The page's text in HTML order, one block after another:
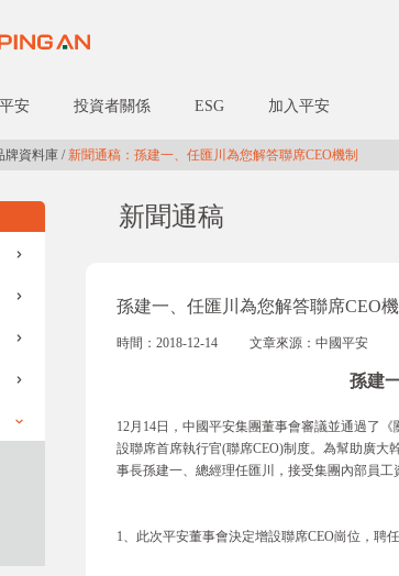
安 投資者關係 ESG 加入平安
牌資料庫 / 新聞通稿：孫建一、任匯川為您解答聯席CEO機制
新聞通稿
孫建一、任匯川為您解答聯席CEO機
時間：2018-12-14 文章來源：中國平安
孫建
12月14日，中國平安集團董事會審議並通過了
設聯席首席執行官(聯席CEO)制度。為幫助廣大
事長孫建一、總經理任匯川，接受集團內部員工
1、此次平安董事會決定增設聯席CEO崗位，聘